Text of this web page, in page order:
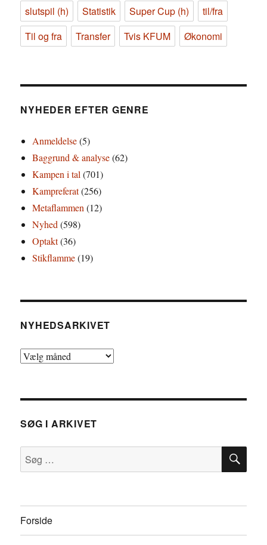
slutspil (h)
Statistik Super Cup (h)
til/fra
Til og fra
Transfer Tvis KFUM Økonomi
NYHEDER EFTER GENRE
Anmeldelse(5)
Baggrund & analyse(62)
Kampen i tal (701)
Kampreferat(256)
Metaflammen (12)
Nyhed (598)
Optakt(36)
Stikflamme(19)
NYHEDSARKIVET
Nyhedsarkivet
SØG I ARKIVET
Søg
efter:
SØG
Forside